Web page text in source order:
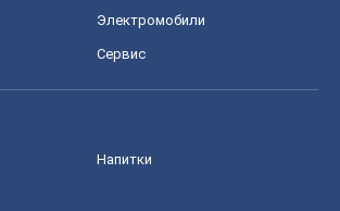
Электромобили
Сервис
Напитки